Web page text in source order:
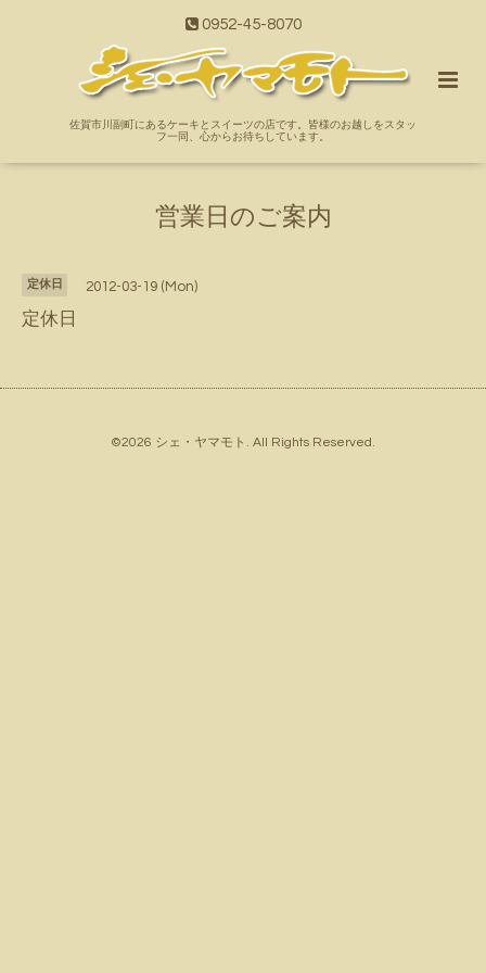
0952-45-8070
佐賀市川副町にあるケーキとスイーツの店です。皆様のお越しをスタッ
フ一同、心からお待ちしています。
営業日のご案内
定休日 2012-03-19 (Mon)
定休日
©2026 シェ・ヤマモト . All Rights Reserved.